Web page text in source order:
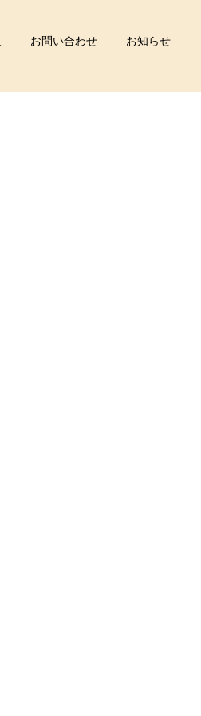
お問い合わせ お知らせ